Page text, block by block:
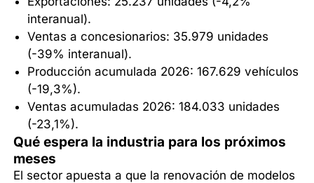
interanual).
Ventas a concesionarios: 35.979 unidades
(-39% interanual).
Producción acumulada 2026: 167.629 vehículos
(-19,3%).
Ventas acumuladas 2026: 184.033 unidades
(-23,1%).
Qué espera la industria para los próximos
meses
El sector apuesta a que la renovación de modelos